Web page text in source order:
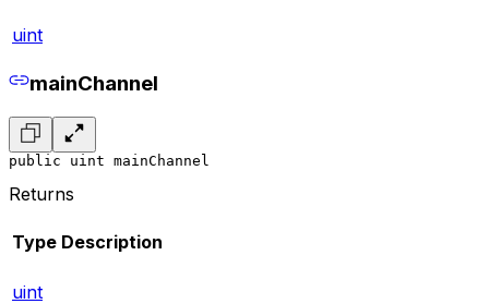
uint
mainChannel
public uint mainChannel
Returns
Type Description
uint